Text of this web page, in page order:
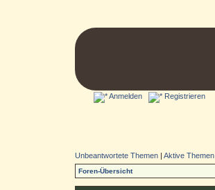
Anmelden Registrieren
Unbeantwortete Themen| Aktive Themen
Foren-Übersicht